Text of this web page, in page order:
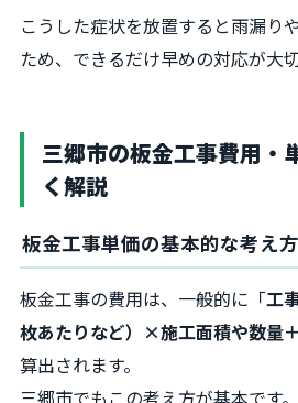
こうした症状を放置すると雨漏り
ため、できるだけ早めの対応が大切
三郷市の板金工事費用・
く解説
板金工事単価の基本的な考え方
板金工事の費用は、一般的に「工
枚あたりなど）×施工面積や数量
算出されます。
三郷市でもこの考え方が基本です